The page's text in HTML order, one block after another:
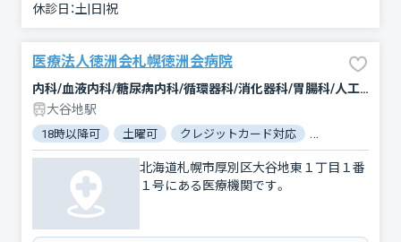
休診日：土|日|祝
医療法人徳洲会札幌徳洲会病院
内科/血液内科/糖尿病内科/循環器科/消化器科/胃腸科/人工透析/外科/脳神経外科/心臓血管外科/乳腺外科/肛門科/整形外科/形成外科/小児科/産婦人科/産科/婦人科/眼科/耳鼻咽喉科/皮膚科/泌尿器科/歯科/歯科口腔外科/リハビリテーション/放射線科/臨床検査・病理診断/救急科/麻酔科
大谷地駅
18時以降可 土曜可 クレジットカード対応
北海道札幌市厚別区大谷地東１丁目１番
１号にある医療機関です。